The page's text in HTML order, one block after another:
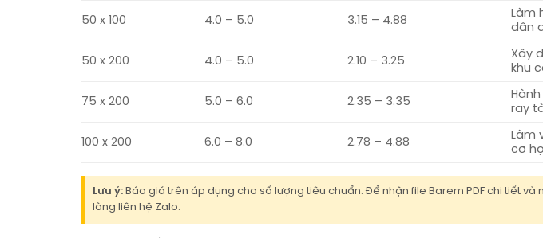
50 x 100 4.0 – 5.0 3.15 – 4.88
Làm
dân
50 x 200 4.0 – 5.0 2.10 – 3.25
Xây
khu
75 x 200 5.0 – 6.0 2.35 – 3.35
ray
100 x 200 6.0 – 8.0 2.78 – 4.88
Làm
cơ
Lưu ý: Báo giá trên áp dụng cho số lượng tiêu chuẩn. Để nhận file Barem PDF chi tiết
lòng liên hệ Zalo.